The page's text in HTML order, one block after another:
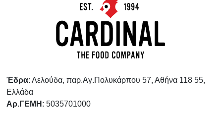
Έδρα: Λελούδα, παρ.Αγ.Πολυκάρπου 57, Αθήνα 118 55,
Ελλάδα
Αρ.ΓΕΜΗ : 5035701000